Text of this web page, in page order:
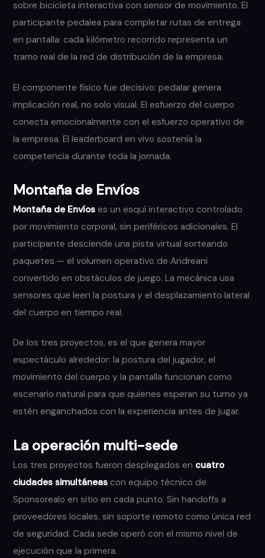
sobre bicicleta interactiva con sensor de movimiento. El
participante pedalea para completar rutas de entrega
en pantalla: cada kilómetro recorrido representa un
tramo real de la red de distribución de la empresa.
El componente físico fue decisivo: pedalar genera
implicación real, no solo visual. El esfuerzo del cuerpo
conecta emocionalmente con el esfuerzo operativo de
la empresa. El leaderboard en vivo sostenía la
competencia durante toda la jornada.
Montaña de Envíos
Montaña de Envíos es un esquí interactivo controlado
por movimiento corporal, sin periféricos adicionales. El
participante desciende una pista virtual sorteando
paquetes — el volumen operativo de Andreani
convertido en obstáculos de juego. La mecánica usa
sensores que leen la postura y el desplazamiento lateral
del cuerpo en tiempo real.
De los tres proyectos, es el que genera mayor
espectáculo alrededor: la postura del jugador, el
movimiento del cuerpo y la pantalla funcionan como
escenario natural para que quienes esperan su turno ya
estén enganchados con la experiencia antes de jugar.
La operación multi-sede
Los tres proyectos fueron desplegados en cuatro
ciudades simultáneas con equipo técnico de
Sponsorealo en sitio en cada punto. Sin handoffs a
proveedores locales, sin soporte remoto como única red
de seguridad. Cada sede operó con el mismo nivel de
ejecución que la primera.